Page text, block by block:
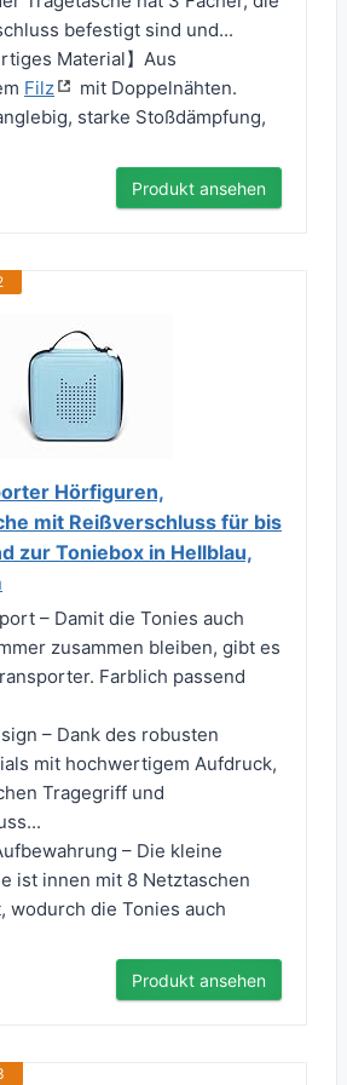
befestigt sind und...
Material】Aus
Filz
mit Doppelnähten.
starke Stoßdämpfung,
Produkt ansehen
Hörfiguren,
mit Reißverschluss für bis
zur Toniebox in Hellblau,
– Damit die Tonies auch
zusammen bleiben, gibt es
Farblich passend
– Dank des robusten
mit hochwertigem Aufdruck,
Tragegriff und
– Die kleine
ist innen mit 8 Netztaschen
wodurch die Tonies auch
Produkt ansehen